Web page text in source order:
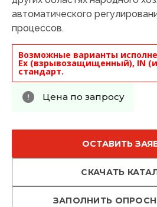
автоматического
процессов.
Возможные варианты
Ex (взрывозащищенный), IN
стандарт.
Цена по запросу
ОСТАВИТЬ
СКАЧАТЬ
ЗАПОЛНИТЬ